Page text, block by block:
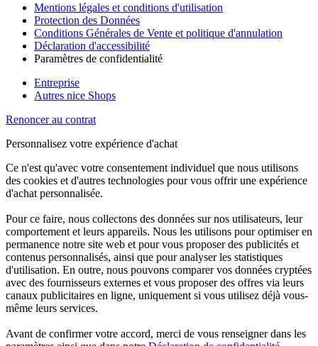
Mentions légales et conditions d'utilisation
Protection des Données
Conditions Générales de Vente et politique d'annulation
Déclaration d'accessibilité
Paramètres de confidentialité
Entreprise
Autres nice Shops
Renoncer au contrat
Personnalisez votre expérience d'achat
Ce n'est qu'avec votre consentement individuel que nous utilisons
des cookies et d'autres technologies pour vous offrir une expérience
d'achat personnalisée.
Pour ce faire, nous collectons des données sur nos utilisateurs, leur
comportement et leurs appareils. Nous les utilisons pour optimiser en
permanence notre site web et pour vous proposer des publicités et
contenus personnalisés, ainsi que pour analyser les statistiques
d'utilisation. En outre, nous pouvons comparer vos données cryptées
avec des fournisseurs externes et vous proposer des offres via leurs
canaux publicitaires en ligne, uniquement si vous utilisez déjà vous-
même leurs services.
Avant de confirmer votre accord, merci de vous renseigner dans les